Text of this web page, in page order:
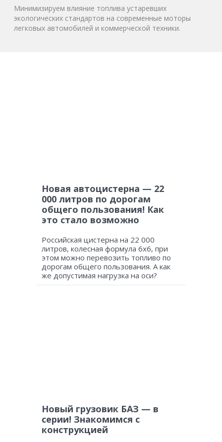
Минимизируем влияние топлива устаревших
экологических стандартов на современные моторы
легковых автомобилей и коммерческой техники.
Новая автоцистерна — 22
000 литров по дорогам
общего пользования! Как
это стало возможно
Российская цистерна на 22 000
литров, колесная формула 6х6, при
этом можно перевозить топливо по
дорогам общего пользования. А как
же допустимая нагрузка на оси?
Новый грузовик БАЗ — в
серии! Знакомимся с
конструкцией